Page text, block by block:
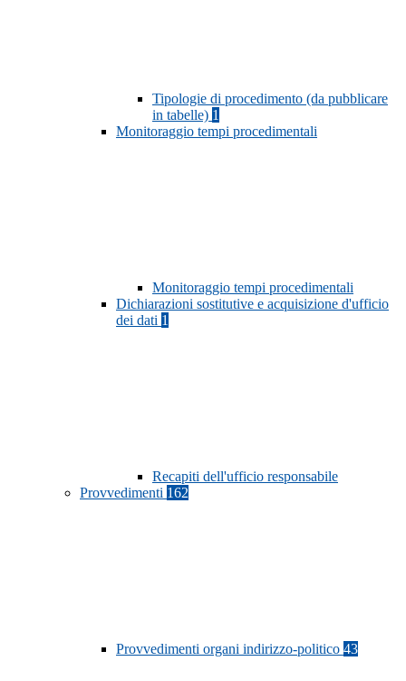
Tipologie di procedimento (da pubblicare
in tabelle) 1
Monitoraggio tempi procedimentali
Monitoraggio tempi procedimentali
Dichiarazioni sostitutive e acquisizione d'ufficio
dei dati 1
Recapiti dell'ufficio responsabile
Provvedimenti 162
Provvedimenti organi indirizzo-politico 43